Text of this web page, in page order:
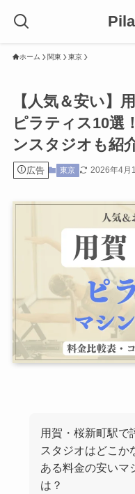
ホーム 関東 東京
【人気＆安い】
ピラティス10選
ンスタジオも紹
広告 東京 2026年4月
用賀・桜新町駅で
スタジオはどこか
ある料金の安いマ
は？